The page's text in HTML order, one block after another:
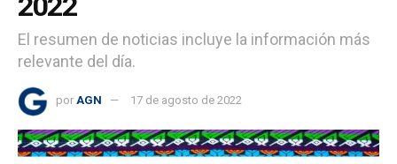
El resumen de noticias incluye la información más
relevante del día.
por AGN 17 de agosto de 2022